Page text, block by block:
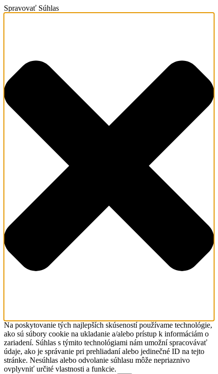
Spravovať Súhlas
Na poskytovanie tých najlepších skúseností používame technológie,
ako sú súbory cookie na ukladanie a/alebo prístup k informáciám o
zariadení. Súhlas s týmito technológiami nám umožní spracovávať
údaje, ako je správanie pri prehliadaní alebo jedinečné ID na tejto
stránke. Nesúhlas alebo odvolanie súhlasu môže nepriaznivo
ovplyvniť určité vlastnosti a funkcie.